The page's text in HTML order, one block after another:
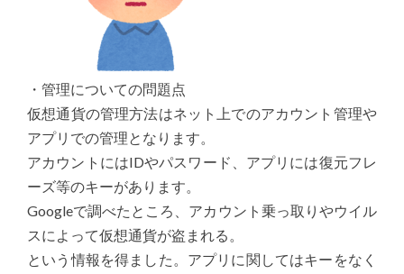
・管理についての問題点
仮想通貨の管理方法はネット上でのアカウント管理や
アプリでの管理となります。
アカウントにはIDやパスワード、アプリには復元フレ
ーズ等のキーがあります。
Googleで調べたところ、アカウント乗っ取りやウイル
スによって仮想通貨が盗まれる。
という情報を得ました。アプリに関してはキーをなく